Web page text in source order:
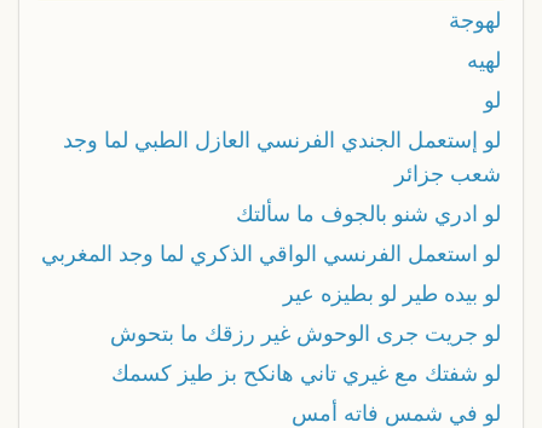
لهوجة
لهيه
لو
لو إستعمل الجندي الفرنسي العازل الطبي لما وجد
شعب جزائر
لو ادري شنو بالجوف ما سألتك
لو استعمل الفرنسي الواقي الذكري لما وجد المغربي
لو بيده طير لو بطيزه عير
لو جريت جرى الوحوش غير رزقك ما بتحوش
لو شفتك مع غيري تاني هانكح بز طيز كسمك
لو في شمس فاته أمس